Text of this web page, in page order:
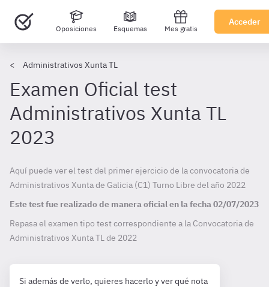
Oposiciones Esquemas Mes gratis
Acceder
Administrativos Xunta TL
Examen Oficial test
Administrativos Xunta TL
2023
Aquí puede ver el test del primer ejercicio de la convocatoria de
Administrativos Xunta de Galicia (C1) Turno Libre del año 2022
Este test fue realizado de manera oficial en la fecha02/07/2023
Repasa el examen tipo test correspondiente a la Convocatoria de
Administrativos Xunta TL de 2022
Si además de verlo, quieres hacerlo y ver qué nota